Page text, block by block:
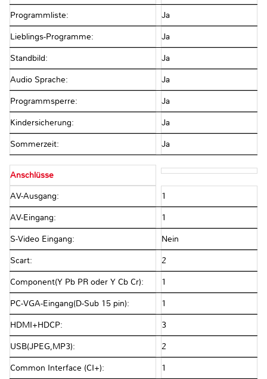
Programmliste: Ja
Lieblings-Programme: Ja
Standbild: Ja
Audio Sprache: Ja
Programmsperre: Ja
Kindersicherung: Ja
Sommerzeit: Ja
Anschlüsse
AV-Ausgang: 1
AV-Eingang: 1
S-Video Eingang: Nein
Scart: 2
Component(Y Pb PR oder Y Cb Cr): 1
PC-VGA-Eingang(D-Sub 15 pin): 1
HDMI+HDCP: 3
USB(JPEG,MP3): 2
Common Interface (CI+): 1